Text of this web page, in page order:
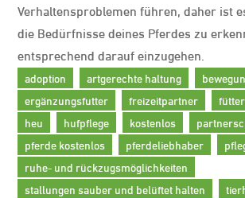
Verhaltensproblemen führen, daher ist
die Bedürfnisse deines Pferdes zu
entsprechend darauf einzugehen.
adoption artgerechte haltung
ergänzungsfutter
freizeitpartner
heu
hufpflege kostenlos
pferde kostenlos
pferdeliebhaber
ruhe- und rückzugsmöglichkeiten
stallungen sauber und belüftet halten